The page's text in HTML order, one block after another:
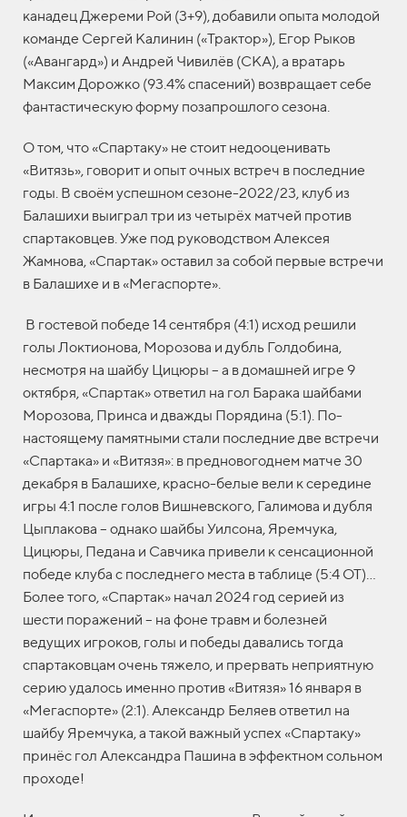
канадец Джереми Рой (3+9), добавили опыта молодой
команде Сергей Калинин («Трактор»), Егор Рыков
(«Авангард») и Андрей Чивилёв (СКА), а вратарь
Максим Дорожко (93.4% спасений) возвращает себе
фантастическую форму позапрошлого сезона.
О том, что «Спартаку» не стоит недооценивать
«Витязь», говорит и опыт очных встреч в последние
годы. В своём успешном сезоне-2022/23, клуб из
Балашихи выиграл три из четырёх матчей против
спартаковцев. Уже под руководством Алексея
Жамнова, «Спартак» оставил за собой первые встречи
в Балашихе и в «Мегаспорте».
В гостевой победе 14 сентября (4:1) исход решили
голы Локтионова, Морозова и дубль Голдобина,
несмотря на шайбу Цицюры – а в домашней игре 9
октября, «Спартак» ответил на гол Барака шайбами
Морозова, Принса и дважды Порядина (5:1). По-
настоящему памятными стали последние две встречи
«Спартака» и «Витязя»: в предновогоднем матче 30
декабря в Балашихе, красно-белые вели к середине
игры 4:1 после голов Вишневского, Галимова и дубля
Цыплакова – однако шайбы Уилсона, Яремчука,
Цицюры, Педана и Савчика привели к сенсационной
победе клуба с последнего места в таблице (5:4 ОТ)...
Более того, «Спартак» начал 2024 год серией из
шести поражений – на фоне травм и болезней
ведущих игроков, голы и победы давались тогда
спартаковцам очень тяжело, и прервать неприятную
серию удалось именно против «Витязя» 16 января в
«Мегаспорте» (2:1). Александр Беляев ответил на
шайбу Яремчука, а такой важный успех «Спартаку»
принёс гол Александра Пашина в эффектном сольном
проходе!